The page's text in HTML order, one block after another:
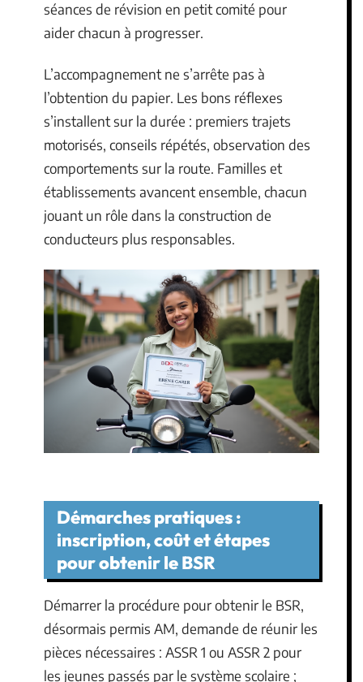
séances de révision en petit comité pour
aider chacun à progresser.
L’accompagnement ne s’arrête pas à
l’obtention du papier. Les bons réflexes
s’installent sur la durée : premiers trajets
motorisés, conseils répétés, observation des
comportements sur la route. Familles et
établissements avancent ensemble, chacun
jouant un rôle dans la construction de
conducteurs plus responsables.
Démarches pratiques :
inscription, coût et étapes
pour obtenir le BSR
Démarrer la procédure pour obtenir le BSR,
désormais permis AM, demande de réunir les
pièces nécessaires : ASSR 1 ou ASSR 2 pour
les jeunes passés par le système scolaire ;